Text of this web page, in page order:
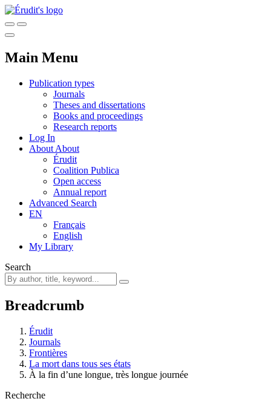
Main Menu
Publication types
Journals
Theses and dissertations
Books and proceedings
Research reports
Log In
About About
Érudit
Coalition Publica
Open access
Annual report
Advanced Search
EN
Français
English
My Library
Search
Breadcrumb
Érudit
Journals
Frontières
La mort dans tous ses états
À la fin d’une longue, très longue journée
Recherche